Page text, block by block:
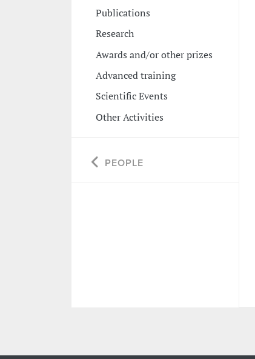
Publications
Research
Awards and/or other prizes
Advanced training
Scientific Events
Other Activities
PEOPLE